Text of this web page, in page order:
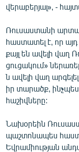
վերաբերյալ», -
Ռուսաստանի
հաստատել է, որ
քայլ են ավելի
ցուցակում»
ն ավելի վաղ
իր տարածք,
հաշիվները:
Նախօրեին
պաշտոնապես
Եվրամիության